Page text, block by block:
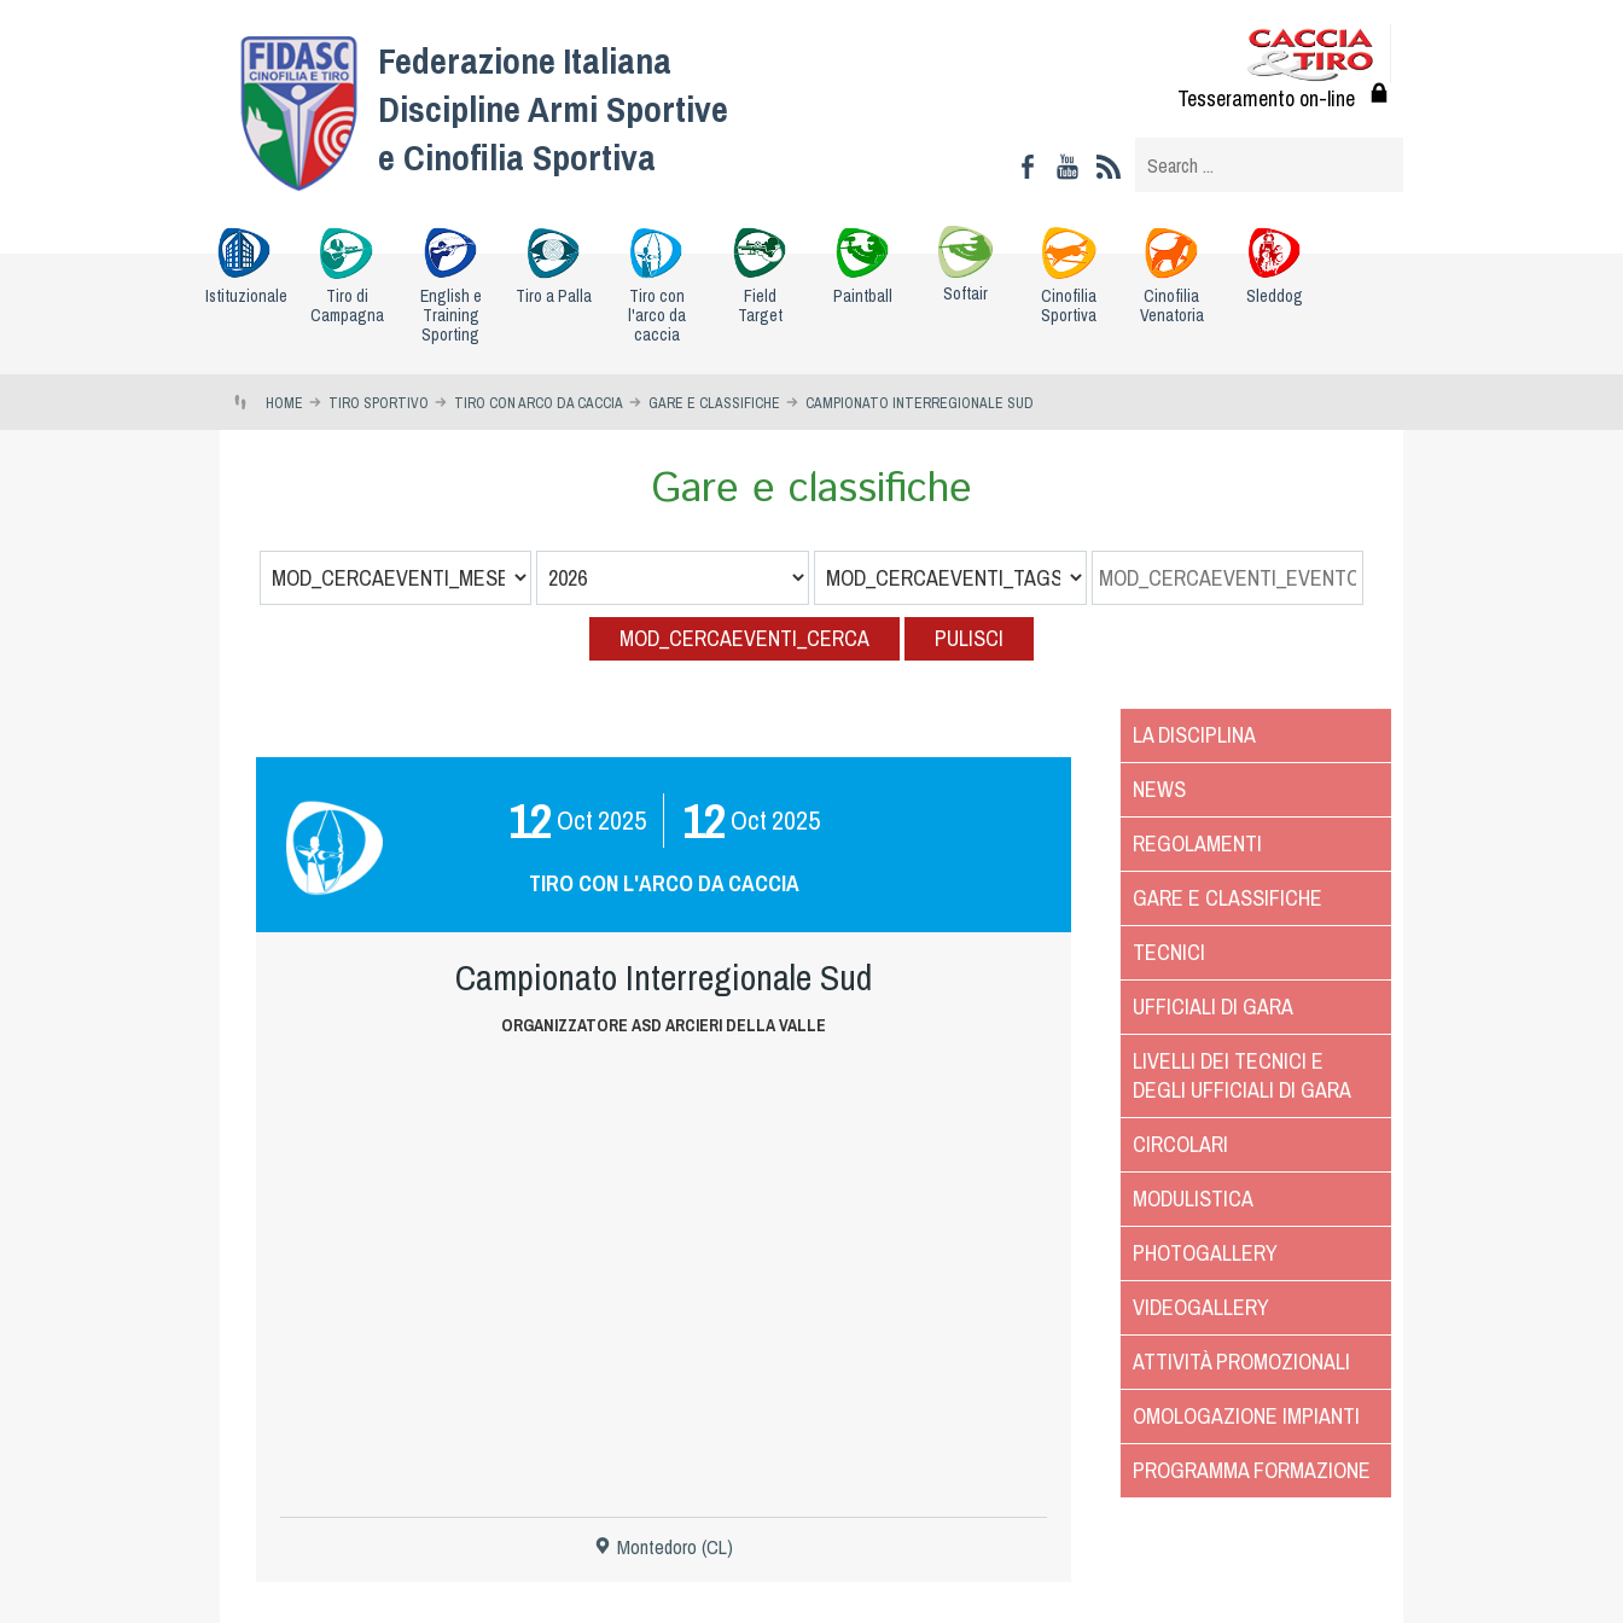
Federazione Italiana
Discipline Armi Sportive
e Cinofilia Sportiva
Tesseramento on-line
Istituzionale
Tiro di
Campagna
English e
Training
Sporting
Tiro a Palla
Tiro con
l'arco da
caccia
Field
Target
Paintball Softair
Cinofilia
Sportiva
Cinofilia
Venatoria
Sleddog
HOME TIRO SPORTIVO TIRO CON ARCO DA CACCIA GARE E CLASSIFICHE CAMPIONATO INTERREGIONALE SUD
Gare e classifiche
MOD_CERCAEVENTI_CERCA PULISCI
12 Oct 2025 12 Oct 2025
TIRO CON L'ARCO DA CACCIA
Campionato Interregionale Sud
ORGANIZZATORE ASD ARCIERI DELLA VALLE
Montedoro (CL)
LA DISCIPLINA
NEWS
REGOLAMENTI
GARE E CLASSIFICHE
TECNICI
UFFICIALI DI GARA
LIVELLI DEI TECNICI E
DEGLI UFFICIALI DI GARA
CIRCOLARI
MODULISTICA
PHOTOGALLERY
VIDEOGALLERY
ATTIVITÀ PROMOZIONALI
OMOLOGAZIONE IMPIANTI
PROGRAMMA FORMAZIONE